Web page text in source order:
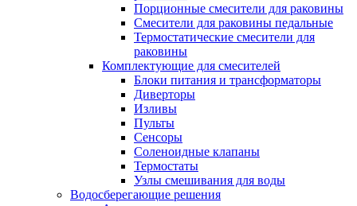
Порционные смесители для раковины
Смесители для раковины педальные
Термостатические смесители для
раковины
Комплектующие для смесителей
Блоки питания и трансформаторы
Диверторы
Изливы
Пульты
Сенсоры
Соленоидные клапаны
Термостаты
Узлы смешивания для воды
Водосберегающие решения